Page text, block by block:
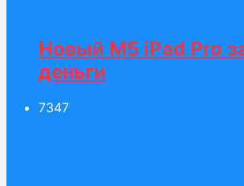
Новый M5 iPad Pro
деньги
7347